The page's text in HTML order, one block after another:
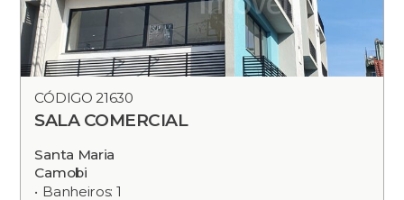
CÓDIGO 21630
SALA COMERCIAL
Santa Maria
Camobi
Banheiros: 1